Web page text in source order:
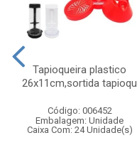
Tapioqueira plastico
26x11cm,sortida tapioqu
Código: 006452
Embalagem: Unidade
Caixa Com: 24 Unidade(s)